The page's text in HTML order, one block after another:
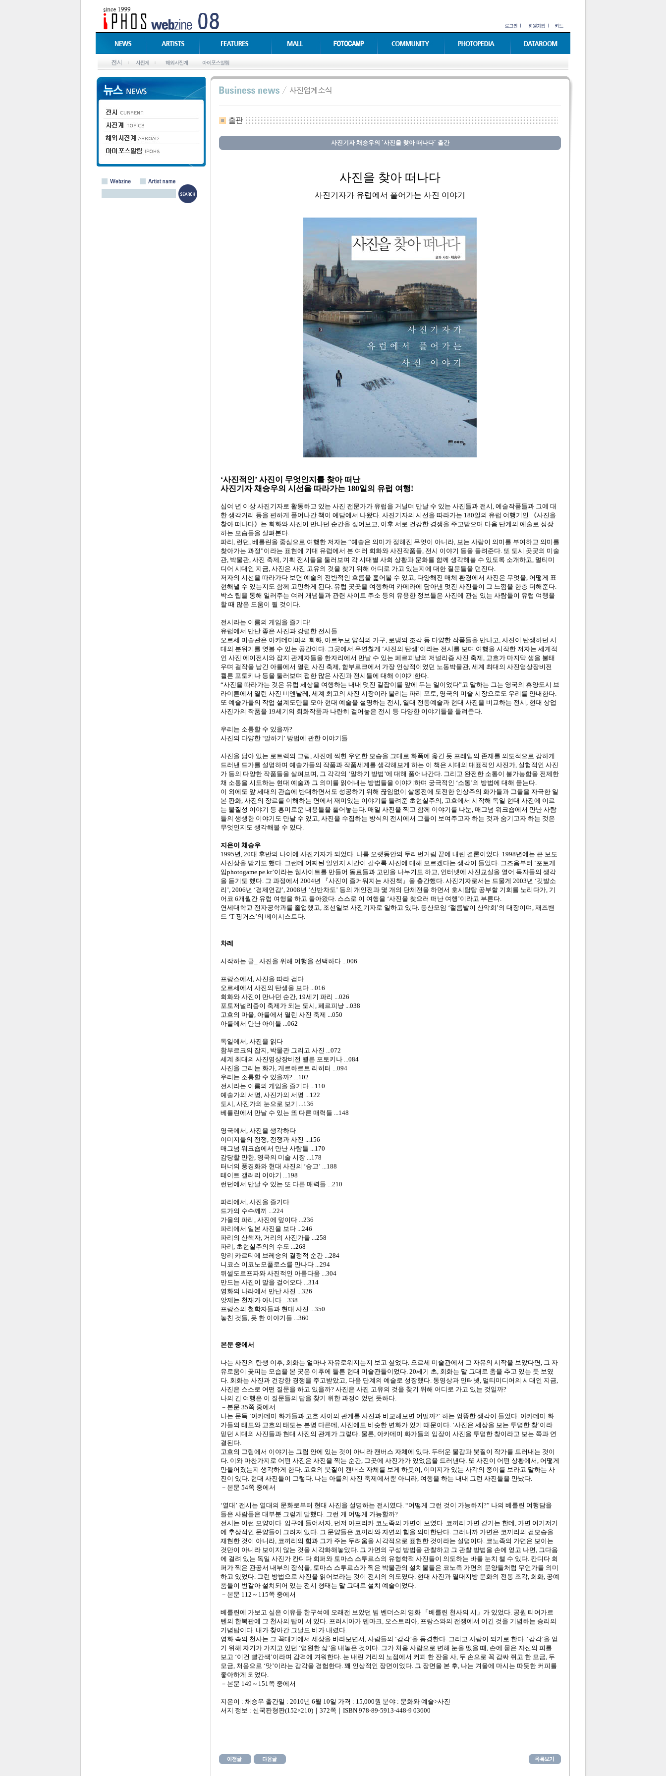
사진기자 채승우의 `사진을 찾아 떠나다` 출간
사진을 찾아 떠나다
사진기자가 유럽에서 풀어가는 사진 이야기
‘사진적인’ 사진이 무엇인지를 찾아 떠난
사진기자 채승우의 시선을 따라가는 180일의 유럽 여행!
십여 년 이상 사진기자로 활동하고 있는 사진 전문가가 유럽을 거닐며 만날 수 있는 사진들과 전시, 예술작품들과 그에 대
한 생각거리 등을 편하게 풀어나간 책이 예담에서 나왔다. 사진기자의 시선을 따라가는 180일의 유럽 여행기인 《사진을
찾아 떠나다》는 회화와 사진이 만나던 순간을 짚어보고, 이후 서로 건강한 경쟁을 주고받으며 다음 단계의 예술로 성장
하는 모습들을 살펴본다.
파리, 런던, 베를린을 중심으로 여행한 저자는 “예술은 의미가 정해진 무엇이 아니라, 보는 사람이 의미를 부여하고 의미를
찾아가는 과정”이라는 표현에 기대 유럽에서 본 여러 회화와 사진작품들, 전시 이야기 등을 들려준다. 또 도시 곳곳의 미술
관, 박물관, 사진 축제, 기획 전시들을 둘러보며 각 시대별 사회 상황과 문화를 함께 생각해볼 수 있도록 소개하고, 멀티미
디어 시대인 지금, 사진은 사진 고유의 것을 찾기 위해 어디로 가고 있는지에 대한 질문들을 던진다.
저자의 시선을 따라가다 보면 예술의 전반적인 흐름을 훑어볼 수 있고, 다양해진 매체 환경에서 사진은 무엇을, 어떻게 표
현해낼 수 있는지도 함께 고민하게 된다. 유럽 곳곳을 여행하며 카메라에 담아낸 멋진 사진들이 그 느낌을 한층 더해준다.
박스 팁을 통해 일러주는 여러 개념들과 관련 사이트 주소 등의 유용한 정보들은 사진에 관심 있는 사람들이 유럽 여행을
할 때 많은 도움이 될 것이다.
전시라는 이름의 게임을 즐기다!
유럽에서 만난 좋은 사진과 강렬한 전시들
오르세 미술관은 아카데미파의 회화, 아르누보 양식의 가구, 로댕의 조각 등 다양한 작품들을 만나고, 사진이 탄생하던 시
대의 분위기를 엿볼 수 있는 공간이다. 그곳에서 우연찮게 ‘사진의 탄생’이라는 전시를 보며 여행을 시작한 저자는 세계적
인 사진 에이전시와 잡지 관계자들을 한자리에서 만날 수 있는 페르피냥의 저널리즘 사진 축제, 고흐가 마지막 생을 불태
우며 걸작을 남긴 아를에서 열린 사진 축제, 함부르크에서 가장 인상적이었던 노동박물관, 세계 최대의 사진영상장비전
쾰른 포토키나 등을 둘러보며 접한 많은 사진과 전시들에 대해 이야기한다.
“사진을 따라가는 것은 유럽 세상을 여행하는 내내 멋진 길잡이를 앞에 두는 일이었다”고 말하는 그는 영국의 휴양도시 브
라이튼에서 열린 사진 비엔날레, 세계 최고의 사진 시장이라 불리는 파리 포토, 영국의 미술 시장으로도 우리를 안내한다.
또 예술가들의 작업 설계도만을 모아 현대 예술을 설명하는 전시, 열대 전통예술과 현대 사진을 비교하는 전시, 현대 상업
사진가의 작품을 19세기의 회화작품과 나란히 걸어놓은 전시 등 다양한 이야기들을 들려준다.
우리는 소통할 수 있을까?
사진의 다양한 ‘말하기’ 방법에 관한 이야기들
사진을 닮아 있는 로트렉의 그림, 사진에 찍힌 우연한 모습을 그대로 화폭에 옮긴 듯 프레임의 존재를 의도적으로 강하게
드러낸 드가를 설명하며 예술가들의 작품과 작품세계를 생각해보게 하는 이 책은 시대의 대표적인 사진가, 실험적인 사진
가 등의 다양한 작품들을 살펴보며, 그 각각의 ‘말하기 방법’에 대해 풀어나간다. 그리고 완전한 소통이 불가능함을 전제한
채 소통을 시도하는 현대 예술과 그 의미를 읽어내는 방법들을 이야기하며 궁극적인 ‘소통’의 방법에 대해 묻는다.
이 외에도 앞 세대의 관습에 반대하면서도 성공하기 위해 끊임없이 살롱전에 도전한 인상주의 화가들과 그들을 자극한 일
본 판화, 사진의 장르를 이해하는 면에서 재미있는 이야기를 들려준 초현실주의, 고흐에서 시작해 독일 현대 사진에 이르
는 물질성 이야기 등 흥미로운 내용들을 풀어놓는다. 매일 사진을 찍고 함께 이야기를 나눈, 매그넘 워크숍에서 만난 사람
들의 생생한 이야기도 만날 수 있고, 사진을 수집하는 방식의 전시에서 그들이 보여주고자 하는 것과 숨기고자 하는 것은
무엇인지도 생각해볼 수 있다.
지은이 채승우
1995년, 20대 후반의 나이에 사진기자가 되었다. 나름 오랫동안의 두리번거림 끝에 내린 결론이었다. 1998년에는 큰 보도
사진상을 받기도 했다. 그런데 어찌된 일인지 시간이 갈수록 사진에 대해 모르겠다는 생각이 들었다. 그즈음부터 ‘포토게
임photogame.pe.kr’이라는 웹사이트를 만들어 동료들과 고민을 나누기도 하고, 인터넷에 사진교실을 열어 독자들의 생각
을 듣기도 했다. 그 과정에서 2004년 『사진이 즐거워지는 사진책』을 출간했다. 사진기자로서는 드물게 2003년 ‘깃발소
리’, 2006년 ‘경제연감’, 2008년 ‘신반차도’ 등의 개인전과 몇 개의 단체전을 하면서 호시탐탐 공부할 기회를 노리다가, 기
어코 6개월간 유럽 여행을 하고 돌아왔다. 스스로 이 여행을 ‘사진을 찾으러 떠난 여행’이라고 부른다.
연세대학교 전자공학과를 졸업했고, 조선일보 사진기자로 일하고 있다. 등산모임 ‘절름발이 산악회’의 대장이며, 재즈밴
드 ‘T-핑거스’의 베이시스트다.
차례
시작하는 글_ 사진을 위해 여행을 선택하다 ...006
프랑스에서, 사진을 따라 걷다
오르세에서 사진의 탄생을 보다 ...016
회화와 사진이 만나던 순간, 19세기 파리 ...026
포토저널리즘이 축제가 되는 도시, 페르피냥 ...038
고흐의 마을, 아를에서 열린 사진 축제 ...050
아를에서 만난 아이들 ...062
독일에서, 사진을 읽다
함부르크의 잡지, 박물관 그리고 사진 ...072
세계 최대의 사진영상장비전 쾰른 포토키나 ...084
사진을 그리는 화가, 게르하르트 리히터 ...094
우리는 소통할 수 있을까? ...102
전시라는 이름의 게임을 즐기다 ...110
예술가의 서명, 사진가의 서명 ...122
도시, 사진가의 눈으로 보기 ...136
베를린에서 만날 수 있는 또 다른 매력들 ...148
영국에서, 사진을 생각하다
이미지들의 전쟁, 전쟁과 사진 ...156
매그넘 워크숍에서 만난 사람들 ...170
감당할 만한, 영국의 미술 시장 ...178
터너의 풍경화와 현대 사진의 ‘숭고’ ...188
테이트 갤러리 이야기 ...198
런던에서 만날 수 있는 또 다른 매력들 ...210
파리에서, 사진을 즐기다
드가의 수수께끼 ...224
가을의 파리, 사진에 덮이다 ...236
파리에서 일본 사진을 보다 ...246
파리의 산책자, 거리의 사진가들 ...258
파리, 초현실주의의 수도 ...268
앙리 카르티에 브레송의 결정적 순간 ...284
니코스 이코노모풀로스를 만나다 ...294
뒤셀도르프파와 사진적인 아름다움 ...304
만드는 사진이 말을 걸어오다 ...314
영화의 나라에서 만난 사진 ...326
앗제는 천재가 아니다 ...338
프랑스의 철학자들과 현대 사진 ...350
놓친 것들, 못 한 이야기들 ...360
본문 중에서
나는 사진의 탄생 이후, 회화는 얼마나 자유로워지는지 보고 싶었다. 오르세 미술관에서 그 자유의 시작을 보았다면, 그 자
유로움이 꽃피는 모습을 본 곳은 이후에 들른 현대 미술관들이었다. 20세기 초, 회화는 말 그대로 춤을 추고 있는 듯 보였
다. 회화는 사진과 건강한 경쟁을 주고받았고, 다음 단계의 예술로 성장했다. 동영상과 인터넷, 멀티미디어의 시대인 지금,
사진은 스스로 어떤 질문을 하고 있을까? 사진은 사진 고유의 것을 찾기 위해 어디로 가고 있는 것일까?
나의 긴 여행은 이 질문들의 답을 찾기 위한 과정이었던 듯하다.
－본문 35쪽 중에서
나는 문득 ‘아카데미 화가들과 고흐 사이의 관계를 사진과 비교해보면 어떨까?’ 하는 엉뚱한 생각이 들었다. 아카데미 화
가들의 태도와 고흐의 태도는 분명 다른데, 사진에도 비슷한 변화가 있기 때문이다. ‘사진은 세상을 보는 투명한 창’이라
믿던 시대의 사진들과 현대 사진의 관계가 그렇다. 물론, 아카데미 화가들의 입장이 사진을 투명한 창이라고 보는 쪽과 연
결된다.
고흐의 그림에서 이야기는 그림 안에 있는 것이 아니라 캔버스 자체에 있다. 두터운 물감과 붓질이 작가를 드러내는 것이
다. 이와 마찬가지로 어떤 사진은 사진을 찍는 순간, 그곳에 사진가가 있었음을 드러낸다. 또 사진이 어떤 상황에서, 어떻게
만들어졌는지 생각하게 한다. 고흐의 붓질이 캔버스 자체를 보게 하듯이, 이미지가 있는 사각의 종이를 보라고 말하는 사
진이 있다. 현대 사진들이 그렇다. 나는 아를의 사진 축제에서뿐 아니라, 여행을 하는 내내 그런 사진들을 만났다.
－본문 54쪽 중에서
‘열대’ 전시는 열대의 문화로부터 현대 사진을 설명하는 전시였다. “어떻게 그런 것이 가능하지?” 나의 베를린 여행담을
들은 사람들은 대부분 그렇게 말했다. 그런 게 어떻게 가능할까?
전시는 이런 모양이다. 입구에 들어서자, 먼저 아프리카 코노족의 가면이 보였다. 코끼리 가면 같기는 한데, 가면 여기저기
에 추상적인 문양들이 그려져 있다. 그 문양들은 코끼리와 자연의 힘을 의미한단다. 그러니까 가면은 코끼리의 겉모습을
재현한 것이 아니라, 코끼리의 힘과 그가 주는 두려움을 시각적으로 표현한 것이라는 설명이다. 코노족의 가면은 보이는
것만이 아니라 보이지 않는 것을 시각화해놓았다. 그 가면의 구성 방법을 관찰하고 그 관찰 방법을 손에 얻고 나면, 그다음
에 걸려 있는 독일 사진가 칸디다 회퍼와 토마스 스투르스의 유형학적 사진들이 의도하는 바를 눈치 챌 수 있다. 칸디다 회
퍼가 찍은 관공서 내부의 장식들, 토마스 스투르스가 찍은 박물관의 설치물들은 코노족 가면의 문양들처럼 무언가를 의미
하고 있었다. 그런 방법으로 사진을 읽어보라는 것이 전시의 의도였다. 현대 사진과 열대지방 문화의 전통 조각, 회화, 공예
품들이 번갈아 설치되어 있는 전시 형태는 말 그대로 설치 예술이었다.
－본문 112～115쪽 중에서
베를린에 가보고 싶은 이유들 한구석에 오래전 보았던 빔 벤더스의 영화 「베를린 천사의 시」가 있었다. 공원 티어가르
텐의 한복판에 그 천사의 탑이 서 있다. 프러시아가 덴마크, 오스트리아, 프랑스와의 전쟁에서 이긴 것을 기념하는 승리의
기념탑이다. 내가 찾아간 그날도 비가 내렸다.
영화 속의 천사는 그 꼭대기에서 세상을 바라보면서, 사람들의 ‘감각’을 동경한다. 그리고 사람이 되기로 한다. ‘감각’을 얻
기 위해 자기가 가지고 있던 ‘영원한 삶’을 내놓은 것이다. 그가 처음 사람으로 변해 눈을 떴을 때, 손에 묻은 자신의 피를
보고 ‘이건 빨간색’이라며 감격에 겨워한다. 눈 내린 거리의 노점에서 커피 한 잔을 사, 두 손으로 꼭 감싸 쥐고 한 모금, 두
모금, 처음으로 ‘맛’이라는 감각을 경험한다. 꽤 인상적인 장면이었다. 그 장면을 본 후, 나는 겨울에 마시는 따듯한 커피를
좋아하게 되었다.
－본문 149～151쪽 중에서
지은이 : 채승우 출간일 : 2010년 6월 10일 가격 : 15,000원 분야 : 문화와 예술>사진
서지 정보 : 신국판형판(152×210)｜372쪽｜ISBN 978-89-5913-448-9 03600